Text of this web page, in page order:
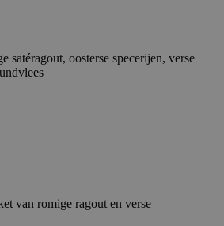
satéragout, oosterse specerijen, verse
van romige ragout en verse